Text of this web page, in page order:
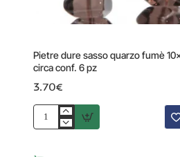
Pietre dure sasso quarzo fumè
circa conf. 6 pz
3.70€
Pietre
dure
quarzo